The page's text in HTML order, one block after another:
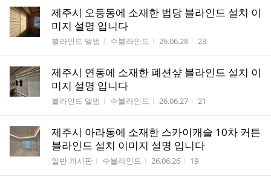
제주시 오등동에 소재한 법당 블라인드 설치 이
미지 설명 입니다
게시판명
블라인드 앨범 작성자
수블라인드 작성시간
26.06.28 조회수
23
제주시 연동에 소재한 폐션샾 블라인드 설치 이
미지 설명 입니다
게시판명
블라인드 앨범 작성자
수블라인드 작성시간
26.06.27 조회수
21
제주시 아라동에 소재한 스카이캐슬 10차 커튼
블라인드 설치 이미지 설명 입니다
게시판명
일반 게시판 작성자
수블라인드 작성시간
26.06.26 조회수
19